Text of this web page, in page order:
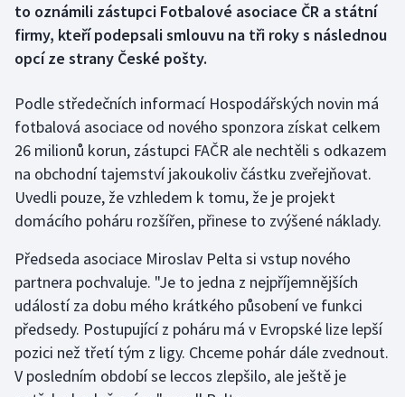
Dostihy
Golf
Gymnastika
Jezdectví
Judo
Krasobruslení
to oznámili zástupci Fotbalové asociace ČR a státní
firmy, kteří podepsali smlouvu na tři roky s následnou
opcí ze strany České pošty.
Podle středečních informací Hospodářských novin má
fotbalová asociace od nového sponzora získat celkem
26 milionů korun, zástupci FAČR ale nechtěli s odkazem
na obchodní tajemství jakoukoliv částku zveřejňovat.
Uvedli pouze, že vzhledem k tomu, že je projekt
domácího poháru rozšířen, přinese to zvýšené náklady.
Předseda asociace Miroslav Pelta si vstup nového
partnera pochvaluje. "Je to jedna z nejpříjemnějších
událostí za dobu mého krátkého působení ve funkci
předsedy. Postupující z poháru má v Evropské lize lepší
pozici než třetí tým z ligy. Chceme pohár dále zvednout.
V posledním období se leccos zlepšilo, ale ještě je